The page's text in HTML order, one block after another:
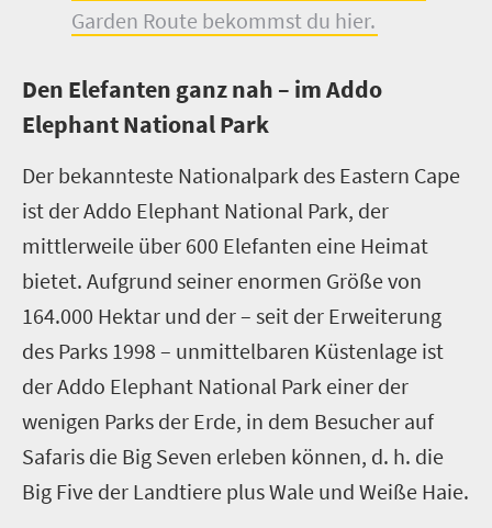
Garden Route bekommst du hier.
Den Elefanten ganz nah – im Addo
Elephant National Park
Der bekannteste Nationalpark des Eastern Cape
ist der Addo Elephant National Park, der
mittlerweile über 600 Elefanten eine Heimat
bietet. Aufgrund seiner enormen Größe von
164.000 Hektar und der – seit der Erweiterung
des Parks 1998 – unmittelbaren Küstenlage ist
der Addo Elephant National Park einer der
wenigen Parks der Erde, in dem Besucher auf
Safaris die Big Seven erleben können, d. h. die
Big Five der Landtiere plus Wale und Weiße Haie.